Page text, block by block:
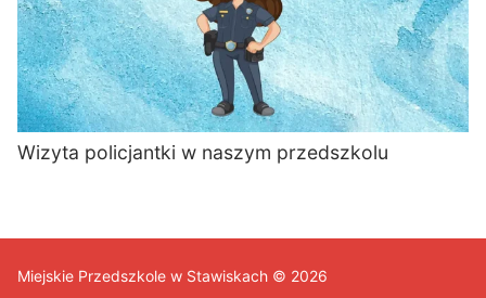
Wizyta policjantki w naszym przedszkolu
Miejskie Przedszkole w Stawiskach © 2026